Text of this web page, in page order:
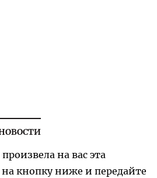
на вас эта
кнопку ниже и передайте